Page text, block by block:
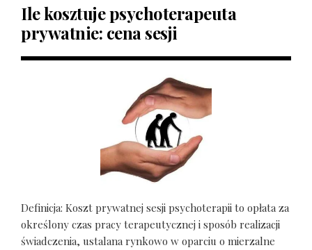
Ile kosztuje psychoterapeuta
prywatnie: cena sesji
Definicja: Koszt prywatnej sesji psychoterapii to opłata za
określony czas pracy terapeutycznej i sposób realizacji
świadczenia, ustalana rynkowo w oparciu o mierzalne